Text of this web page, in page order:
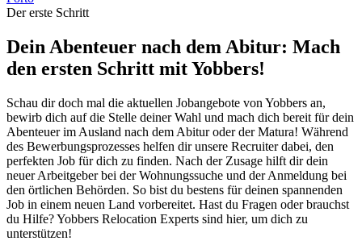
Der erste Schritt
Dein Abenteuer nach dem Abitur: Mach
den ersten Schritt mit Yobbers!
Schau dir doch mal die aktuellen Jobangebote von Yobbers an,
bewirb dich auf die Stelle deiner Wahl und mach dich bereit für dein
Abenteuer im Ausland nach dem Abitur oder der Matura! Während
des Bewerbungsprozesses helfen dir unsere Recruiter dabei, den
perfekten Job für dich zu finden. Nach der Zusage hilft dir dein
neuer Arbeitgeber bei der Wohnungssuche und der Anmeldung bei
den örtlichen Behörden. So bist du bestens für deinen spannenden
Job in einem neuen Land vorbereitet. Hast du Fragen oder brauchst
du Hilfe? Yobbers Relocation Experts sind hier, um dich zu
unterstützen!